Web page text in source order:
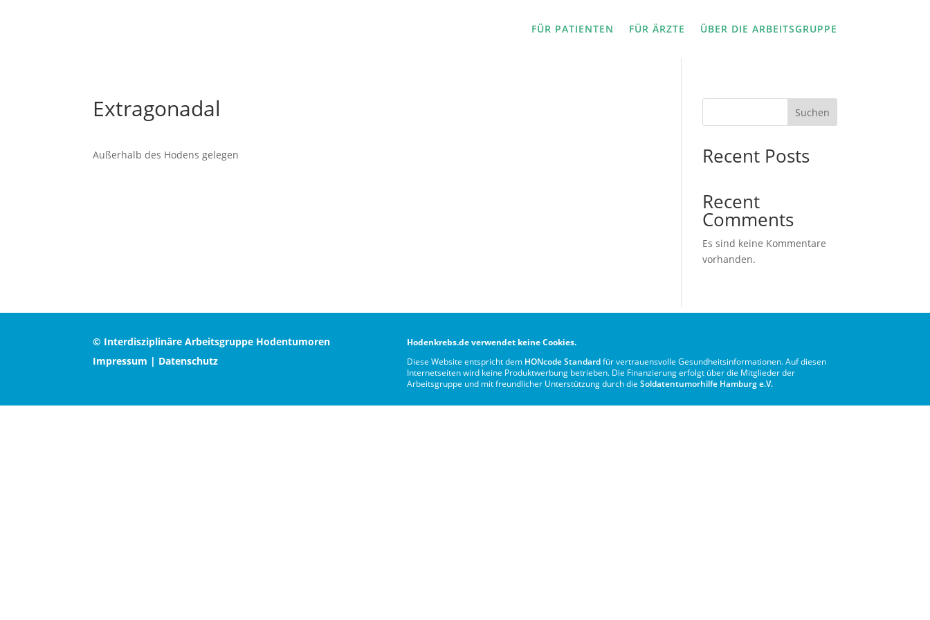
FÜR PATIENTEN FÜR ÄRZTE ÜBER DIE ARBEITSGRUPPE
Extragonadal
Außerhalb des Hodens gelegen
Suchen
Recent Posts
Recent
Comments
Es sind keine Kommentare
vorhanden.
© Interdisziplinäre Arbeitsgruppe Hodentumoren
Impressum | Datenschutz
Hodenkrebs.de verwendet keine Cookies.
Diese Website entspricht dem HONcode Standardfür vertrauensvolle Gesundheitsinformationen. Auf diesen
Internetseiten wird keine Produktwerbung betrieben. Die Finanzierung erfolgt über die Mitglieder der
Arbeitsgruppe und mit freundlicher Unterstützung durch dieSoldatentumorhilfe Hamburg e.V.